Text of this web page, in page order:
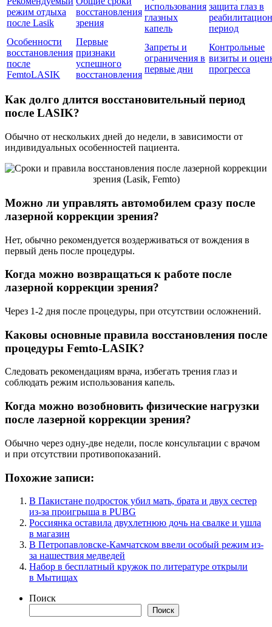
режим отдыха
после Lasik
восстановления
зрения
использования
глазных
капель
защита глаз в
период
Особенности
восстановления
после
FemtoLASIK
Первые
признаки
успешного
восстановления
Запреты и
ограничения в
первые дни
Контрольные
визиты и
прогресса
Как долго длится восстановительный период
после LASIK?
Обычно от нескольких дней до недели, в зависимости от
индивидуальных особенностей пациента.
Можно ли управлять автомобилем сразу после
лазерной коррекции зрения?
Нет, обычно рекомендуется воздерживаться от вождения в
первый день после процедуры.
Когда можно возвращаться к работе после
лазерной коррекции зрения?
Через 1-2 дня после процедуры, при отсутствии осложнений.
Каковы основные правила восстановления после
процедуры Femto-LASIK?
Следовать рекомендациям врача, избегать трения глаз и
соблюдать режим использования капель.
Когда можно возобновить физические нагрузки
после лазерной коррекции зрения?
Обычно через одну-две недели, после консультации с врачом
и при отсутствии противопоказаний.
Похожие записи:
В Пакистане подросток убил мать, брата и двух сестер
из-за проигрыша в PUBG
Россиянка оставила двухлетнюю дочь на свалке и ушла
в магазин
В Петропавловске-Камчатском ввели особый режим из-
за нашествия медведей
Набор в бесплатный кружок по литературе открыли
в Мытищах
Поиск
Поиск